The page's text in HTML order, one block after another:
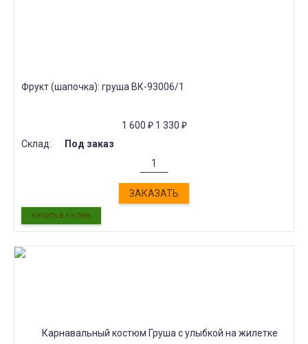
Фрукт (шапочка): груша ВК-93006/1
1 600 ₽ 1 330 ₽
Склад:
Под заказ
ЗАКАЗАТЬ